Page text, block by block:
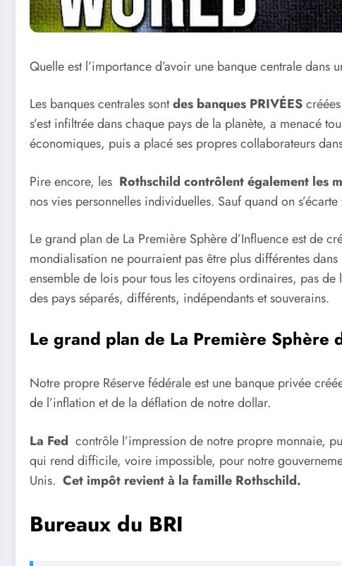
Quelle est l’importance d’avoir une banque centrale
Les banques centrales sontdes banques PRIVÉES
s’est infiltrée dans chaque pays de la planète, a menacé
économiques, puis a placé ses propres collaborateurs
Pire encore, les Rothschild contrôlent également les
nos vies personnelles individuelles. Sauf quand on
Le grand plan de La Première Sphère d’Influence est de
mondialisation ne pourraient pas être plus différentes
ensemble de lois pour tous les citoyens ordinaires, pas
des pays séparés, différents, indépendants et souverains.
Le grand plan de La Première Sphère
Notre propre Réserve fédérale est une banque privée
de l’inflation et de la déflation de notre dollar.
La Fed contrôle l’impression de notre propre monnaie,
qui rend difficile, voire impossible, pour notre
Unis. Cet impôt revient à la famille Rothschild.
Bureaux du BRI